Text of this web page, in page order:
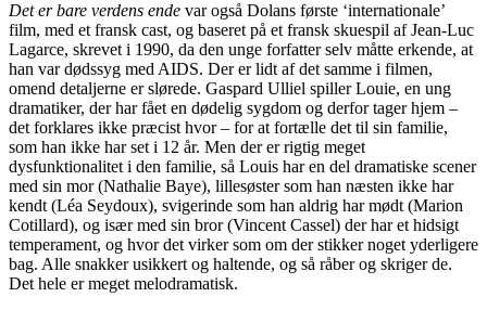
Det er bare verdens ende var også Dolans første ‘internationale’
film, med et fransk cast, og baseret på et fransk skuespil af Jean-Luc
Lagarce, skrevet i 1990, da den unge forfatter selv måtte erkende, at
han var dødssyg med AIDS. Der er lidt af det samme i filmen,
omend detaljerne er slørede. Gaspard Ulliel spiller Louie, en ung
dramatiker, der har fået en dødelig sygdom og derfor tager hjem –
det forklares ikke præcist hvor – for at fortælle det til sin familie,
som han ikke har set i 12 år. Men der er rigtig meget
dysfunktionalitet i den familie, så Louis har en del dramatiske scener
med sin mor (Nathalie Baye), lillesøster som han næsten ikke har
kendt (Léa Seydoux), svigerinde som han aldrig har mødt (Marion
Cotillard), og især med sin bror (Vincent Cassel) der har et hidsigt
temperament, og hvor det virker som om der stikker noget yderligere
bag. Alle snakker usikkert og haltende, og så råber og skriger de.
Det hele er meget melodramatisk.